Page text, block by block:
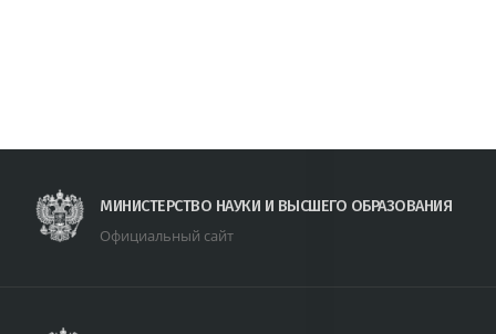
МИНИСТЕРСТВО НАУКИ И ВЫСШЕГО ОБРАЗОВАНИЯ
Официальный сайт